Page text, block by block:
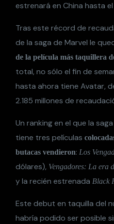
estrenará en China hasta el
Tras este récord de
de la saga de Marvel le
de la película más taquillera
total, no sólo el fin de
hasta ahora tiene Avatar,
2.185 millones de
Un ranking en el que la
tiene tres películas
butacas vendieron:Los
dólares), Vengadores: La era
y la recién estrenadaBlack
Este debut en taquilla del
habría podido ser posible